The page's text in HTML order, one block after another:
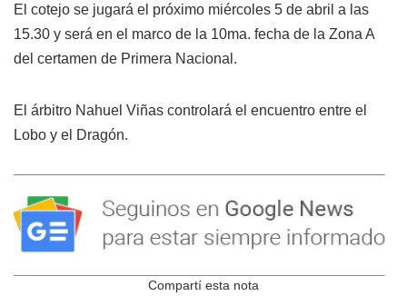
El cotejo se jugará el próximo miércoles 5 de abril a las
15.30 y será en el marco de la 10ma. fecha de la Zona A
del certamen de Primera Nacional.
El árbitro Nahuel Viñas controlará el encuentro entre el
Lobo y el Dragón.